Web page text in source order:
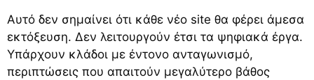
Αυτό δεν σημαίνει ότι κάθε νέο site θα φέρει άμεσα
εκτόξευση. Δεν λειτουργούν έτσι τα ψηφιακά έργα.
Υπάρχουν κλάδοι με έντονο ανταγωνισμό,
περιπτώσεις που απαιτούν μεγαλύτερο βάθος